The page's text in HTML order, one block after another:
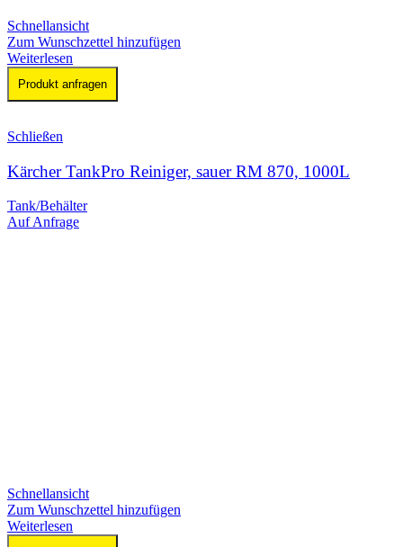
Schnellansicht
Zum Wunschzettel hinzufügen
Weiterlesen
Produkt anfragen
Schließen
Kärcher TankPro Reiniger, sauer RM 870, 1000L
Tank/Behälter
Auf Anfrage
Schnellansicht
Zum Wunschzettel hinzufügen
Weiterlesen